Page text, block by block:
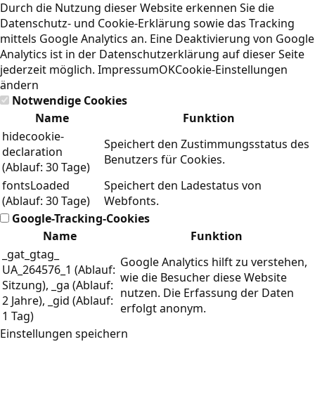
Durch die Nutzung dieser Website erkennen Sie die
Datenschutz- und Cookie-Erklärung sowie das Tracking
mittels Google Analytics an. Eine Deaktivierung von Google
Analytics ist in der Datenschutzerklärung auf dieser Seite
jederzeit möglich. ImpressumOKCookie-Einstellungen
ändern
Notwendige Cookies
Name
Funktion
hidecookie-
declaration
(Ablauf: 30 Tage)
Speichert den Zustimmungsstatus des
Benutzers für Cookies.
fontsLoaded
(Ablauf: 30 Tage)
Speichert den Ladestatus von
Webfonts.
Google-Tracking-Cookies
Name
Funktion
_gat_gtag_
UA_264576_1 (Ablauf:
Sitzung), _ga (Ablauf:
2 Jahre), _gid (Ablauf:
1 Tag)
Google Analytics hilft zu verstehen,
wie die Besucher diese Website
nutzen. Die Erfassung der Daten
erfolgt anonym.
Einstellungen speichern